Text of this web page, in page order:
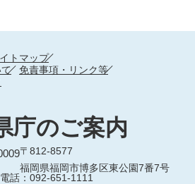
トマップ
免責事項・リンク等
庁のご案内
〒812-8577
福岡県福岡市博多区東公園7番7号
話：092-651-1111